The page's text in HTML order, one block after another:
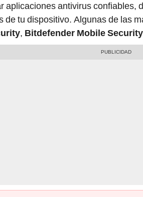
aplicaciones antivirus confiables,
de tu dispositivo. Algunas de las
, Bitdefender Mobile Security